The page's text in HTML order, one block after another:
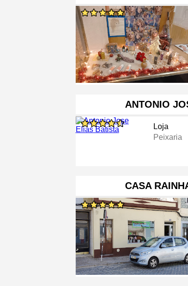
ANTONIO
Loja
Peixaria
CASA